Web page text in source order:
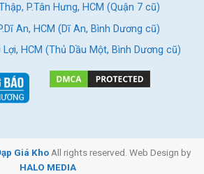
P.Tân Hưng, HCM (Quận 7 cũ)
An, HCM (Dĩ An, Bình Dương cũ)
Lợi, HCM (Thủ Dầu Một, Bình Dương cũ)
Giá Kho All rights reserved. Web Design by
HALO MEDIA